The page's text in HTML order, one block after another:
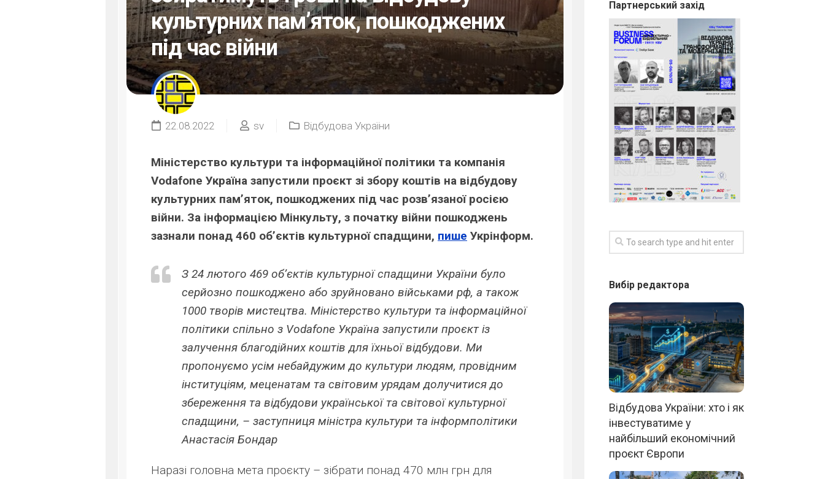
культурних пам’яток, пошкоджених
під час війни
22.08.2022 sv Відбудова України
Міністерство культури та інформаційної політики та компанія
Vodafone Україна запустили проєкт зі збору коштів на відбудову
культурних пам’яток, пошкоджених під час розв’язаної росією
війни. За інформацією Мінкульту, з початку війни пошкоджень
зазнали понад 460 об’єктів культурної спадщини, пише Укрінформ.
З 24 лютого 469 об’єктів культурної спадщини України було
серйозно пошкоджено або зруйновано військами рф, а також
1000 творів мистецтва. Міністерство культури та інформаційної
політики спільно з Vodafone Україна запустили проєкт із
залучення благодійних коштів для їхньої відбудови. Ми
пропонуємо усім небайдужим до культури людям, провідним
інституціям, меценатам та світовим урядам долучитися до
збереження та відбудови української та світової культурної
спадщини, – заступниця міністра культури та інформполітики
Анастасія Бондар
Наразі головна мета проєкту – зібрати понад 470 млн грн для
Партнерський захід
Вибір редактора
Відбудова України: хто і як
інвестуватиме у
найбільший економічний
проєкт Європи